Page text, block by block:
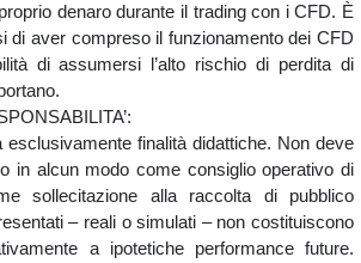
denaro durante il trading con i CFD. È
di aver compreso il funzionamento dei CFD
di assumersi l’alto rischio di perdita di
esclusivamente finalità didattiche. Non deve
in alcun modo come consiglio operativo di
sollecitazione alla raccolta di pubblico
– reali o simulati – non costituiscono
a ipotetiche performance future.